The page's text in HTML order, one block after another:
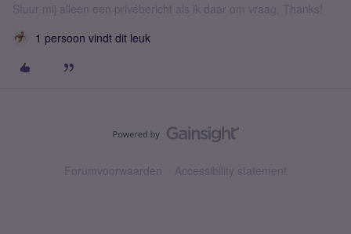
Stuur mij alleen een privébericht als ik daar om vraag. Thanks!
1 persoon vindt dit leuk
Forumvoorwaarden Accessibility statement